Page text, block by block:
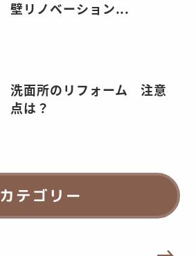
壁リノベーション...
洗面所のリフォーム 注意
点は？
カテゴリー